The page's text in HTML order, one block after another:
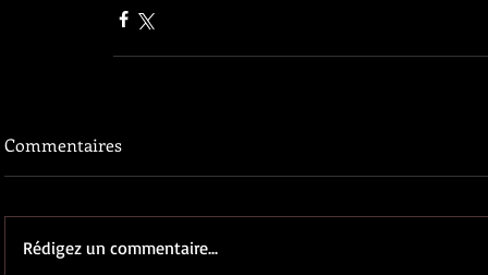
Commentaires
Rédigez un commentaire...